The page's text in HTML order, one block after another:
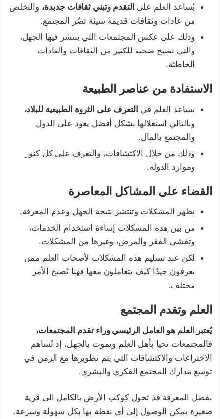
يُساعد العلم على التقدم وتبني ثقافات جديدة، والتخلص
من عادات وثقافات قديمة سيئة تضُر المجتمع.
وذلك على عكس المجتمعات التي ينتشر فيها الجهل،
والتي تصبح ضحية للكثير من الثقافات والعادات
الخاطئة.
الاستفادة من عناصر الطبيعة
يساعد العلم في التعرف على الثروة الطبيعية للبلاد،
وبالتالي استغلالها بشكل أفضل يعود على الدول
والمجتمع بالمال.
وذلك من خلال الاكتشافات، والتعرف على كل كنوز
وموارد الدولة.
القضاء على المشاكل المعاصرة
تظهر المشكلات وتنتشر نتيجة الجهل وعدم المعرفة.
من بين هذه المشكلات إساءة استخدام الخدمات،
وتفشي الفقر والمرض، وغيرها من المشكلات.
لكن عند تسليم هذه المشكلات لأصحاب العلم ممن
يعرفون جيدًا كيف يتعاملون معها فهنا يُصبح الأمر
مختلف.
العلم وتقدم المجتمع
يُعتبر العلم هو العامل الرئيسي وراء تقدم المجتمعات،
فالمجتمعات تحيا بأهل العلم وتموت بالجهل، إذ تُساهم
الاختراعات والاكتشافات التي يتم تطويرها مع الزمن في
توسع مدارك المجتمع الفكري والبشري.
بفضل المعرفة قد تحول كوكب الأرض بالكامل الى قرية
صغيرة يمكن الوصول إلى أي نقطة بها بكل سهولة وسرعة.